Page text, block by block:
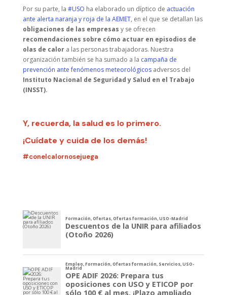
Por su parte, la #USO ha elaborado un díptico de actuación
ante alerta naranja y roja de la AEMET, en el que se detallan las
obligaciones de las empresas y se ofrecen
recomendaciones sobre cómo actuar en episodios de
olas de calora las personas trabajadoras. Nuestra
organización también se ha sumado a la campaña de
prevención ante fenómenos meteorológicosadversos del
Instituto Nacional de Seguridad y Salud en el Trabajo
(INSST).
Y, recuerda, la salud es lo primero.
¡Cuídate y cuida de los demás!
#conelcalornosejuega